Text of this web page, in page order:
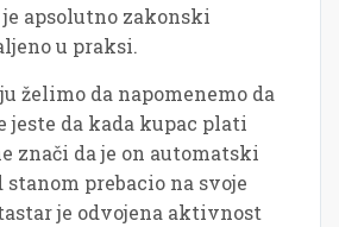
je apsolutno zakonski
u praksi.
želimo da napomenemo da
jeste da kada kupac plati
znači da je on automatski
prebacio na svoje
je odvojena aktivnost